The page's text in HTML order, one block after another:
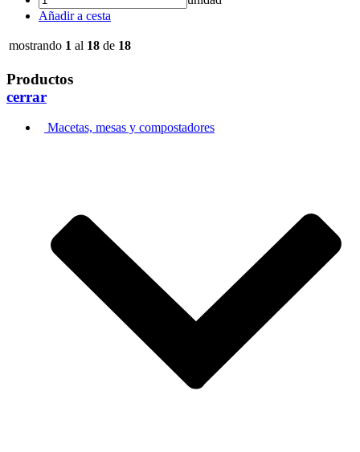
Añadir a cesta
mostrando 1 al 18 de 18
Productos
cerrar
Macetas, mesas y compostadores